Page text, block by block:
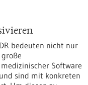
bedeuten nicht nur
Software
sind mit konkreten